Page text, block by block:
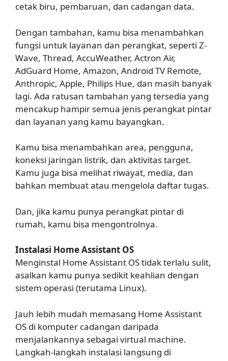
cetak biru, pembaruan, dan cadangan data.
Dengan tambahan, kamu bisa menambahkan
fungsi untuk layanan dan perangkat, seperti Z-
Wave, Thread, AccuWeather, Actron Air,
AdGuard Home, Amazon, Android TV Remote,
Anthropic, Apple, Philips Hue, dan masih banyak
lagi. Ada ratusan tambahan yang tersedia yang
mencakup hampir semua jenis perangkat pintar
dan layanan yang kamu bayangkan.
Kamu bisa menambahkan area, pengguna,
koneksi jaringan listrik, dan aktivitas target.
Kamu juga bisa melihat riwayat, media, dan
bahkan membuat atau mengelola daftar tugas.
Dan, jika kamu punya perangkat pintar di
rumah, kamu bisa mengontrolnya.
Instalasi Home Assistant OS
Menginstal Home Assistant OS tidak terlalu sulit,
asalkan kamu punya sedikit keahlian dengan
sistem operasi (terutama Linux).
Jauh lebih mudah memasang Home Assistant
OS di komputer cadangan daripada
menjalankannya sebagai virtual machine.
Langkah-langkah instalasi langsung di